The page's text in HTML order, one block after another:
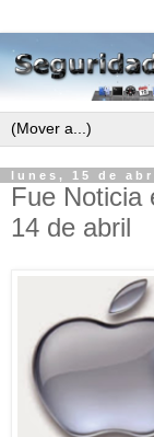
lunes, 15 de
Fue Noticia
14 de abril